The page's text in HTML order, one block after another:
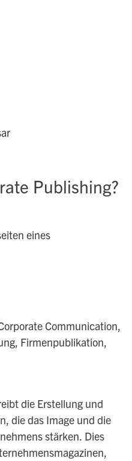
Publishing?
Communication,
Firmenpublikation,
die Erstellung und
die das Image und die
stärken. Dies